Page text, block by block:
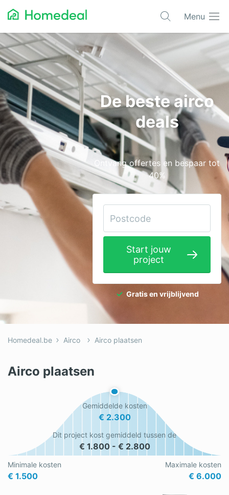
Menu
Populaire projecten
Aannemer
Airco
Alarmsystemen
Architect
Asbest
Bestrating
Cv-ketels
Dakwerken
Elektricien
Gevelwerken
Isolatie
Loodgieter
Rolluiken
Schilder
Schrijnwerker
De beste airco
deals
Ontvang offertes en bespaar tot
40%
Start jouw
project
Gratis en vrijblijvend
Homedeal.be Airco Airco plaatsen
Airco plaatsen
Minimale kosten
€ 1.500
Gemiddelde kosten
€ 2.300
Maximale kosten
€ 6.000
Dit project kost gemiddeld tussen de
€ 1.800 - € 2.800